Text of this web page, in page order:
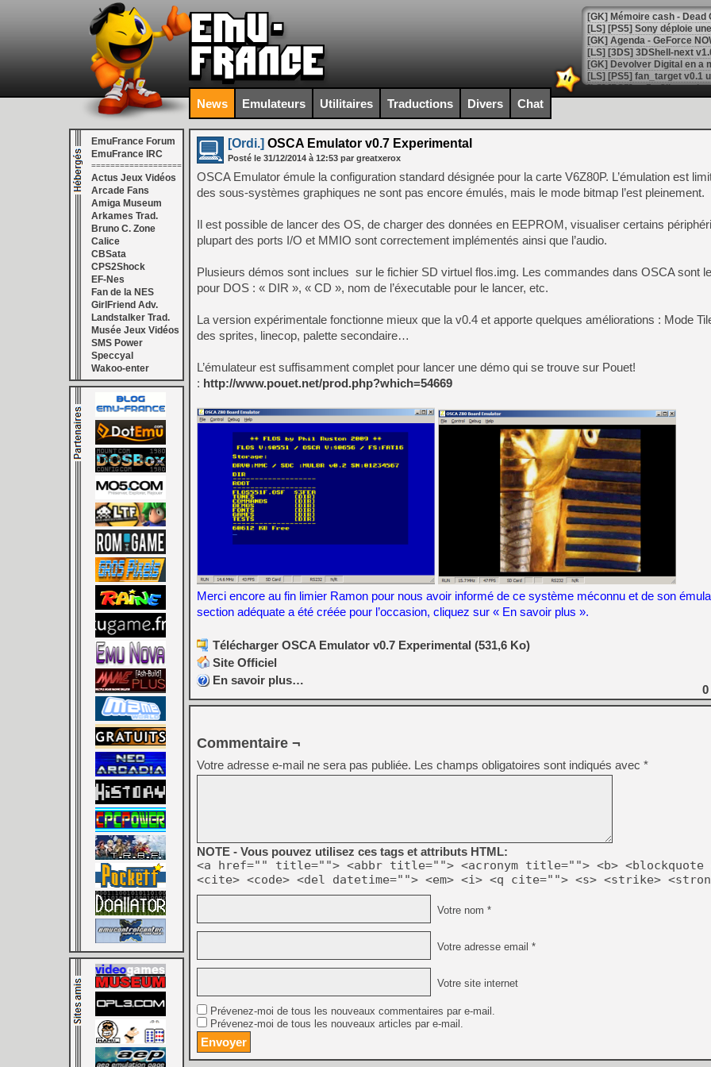
[GK] Agenda - GeForce
[GK] Devolver Digital en a
[LS] [PS5] ps5-y2jb-
[GK] Pourquoi Marvel
[GK] Test : Restory : Chill
[GK] GTA 6 : Rockstar
[GK] Hot Wheels Infinite
[GK] Mémoire cash -
[GK] Résultats Nintendo :
[GK] Déjà des
[Mo5] Brickboy cherche à
[GK] Minecraft et ses «
[GK] Beast of
[GK] Ubisoft : fin de partie
[GK] Mémoire cash -
[GK] Dan Houser (GTA)
[GK] Comment EA Sports
[GK] Crimson Moon : un
[GK] Isle of Reveries : le
[GK] Moonlighter 2 : The
[GK] Capcom relance
[Mo5] Deux inédits du
[GK] Le beat'em up The
[GK] Endless Legend 2 :
[LS] [PS5] Le WebKit
[GK] Oubliez Crazy Taxi,
[LS] [Switch] NSZ 5.0.0
[GK] No More Room in
News Emulateurs Utilitaires Traductions Divers Chat
EmuFrance Forum
EmuFrance IRC
===================
Actus Jeux Vidéos
Arcade Fans
Amiga Museum
Arkames Trad.
Bruno C. Zone
Calice
CBSata
CPS2Shock
EF-Nes
Fan de la NES
GirlFriend Adv.
Landstalker Trad.
Musée Jeux Vidéos
SMS Power
Speccyal
Wakoo-enter
[Ordi.] OSCA Emulator v0.7 Experimental
Posté le 31/12/2014 à 12:53 par greatxerox
OSCA Emulator émule la configuration standard désignée pour la carte V6Z80P. L’émulation est
des sous-systèmes graphiques ne sont pas encore émulés, mais le mode bitmap l’est pleinement.
Il est possible de lancer des OS, de charger des données en EEPROM, visualiser certains
plupart des ports I/O et MMIO sont correctement implémentés ainsi que l’audio.
Plusieurs démos sont inclues sur le fichier SD virtuel flos.img. Les commandes dans OSCA sont
pour DOS : « DIR », « CD », nom de l’éxecutable pour le lancer, etc.
La version expérimentale fonctionne mieux que la v0.4 et apporte quelques améliorations : Mode
des sprites, linecop, palette secondaire…
L’émulateur est suffisamment complet pour lancer une démo qui se trouve sur Pouet!
: http://www.pouet.net/prod.php?which=54669
Merci encore au fin limier Ramon pour nous avoir informé de ce système méconnu et de son
section adéquate a été créée pour l’occasion, cliquez sur « En savoir plus ».
Télécharger OSCA Emulator v0.7 Experimental (531,6 Ko)
Site Officiel
En savoir plus…
0
Commentaire ¬
Votre adresse e-mail ne sera pas publiée. Les champs obligatoires sont indiqués avec *
NOTE - Vous pouvez utilisez ces tags et attributs HTML:
<a href="" title=""> <abbr title=""> <acronym title=""> <b> <blockquote
<cite> <code> <del datetime=""> <em> <i> <q cite=""> <s> <strike>
Votre nom *
Votre adresse email *
Votre site internet
Prévenez-moi de tous les nouveaux commentaires par e-mail.
Prévenez-moi de tous les nouveaux articles par e-mail.